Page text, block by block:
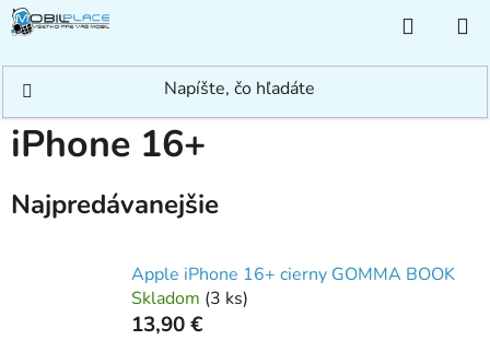
Prejsť
na
KOŠÍK
Apple / iPhone / iPhone 16+
iPhone 16+
Najpredávanejšie
Apple iPhone 16+ cierny GOMMA BOOK
Skladom (3 ks)
13,90 €